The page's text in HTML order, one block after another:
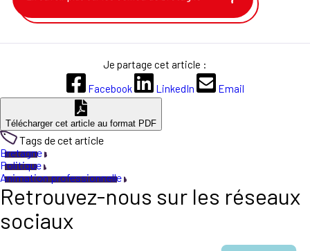
Je partage cet article :
Facebook
LinkedIn Email
Télécharger cet article au format PDF
Tags de cet article
Bretagne
Politique
Animation professionnelle
Retrouvez-nous sur les réseaux
sociaux